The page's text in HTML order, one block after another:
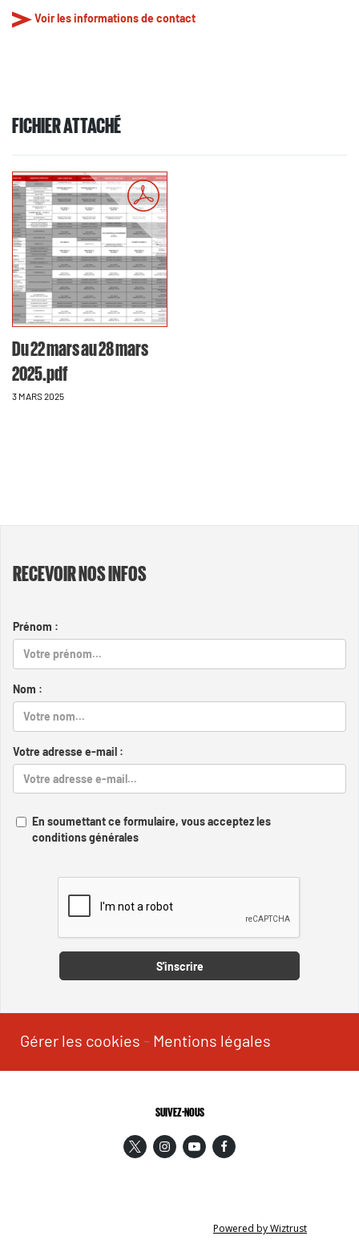
Voir les informations de contact
FICHIER ATTACHÉ
Du 22 mars au 28 mars
2025.pdf
3 MARS 2025
RECEVOIR NOS INFOS
Prénom :
Nom :
Votre adresse e-mail :
En soumettant ce formulaire, vous acceptez les
conditions générales
S'inscrire
Gérer les cookies - Mentions légales
SUIVEZ-NOUS
Powered by Wiztrust